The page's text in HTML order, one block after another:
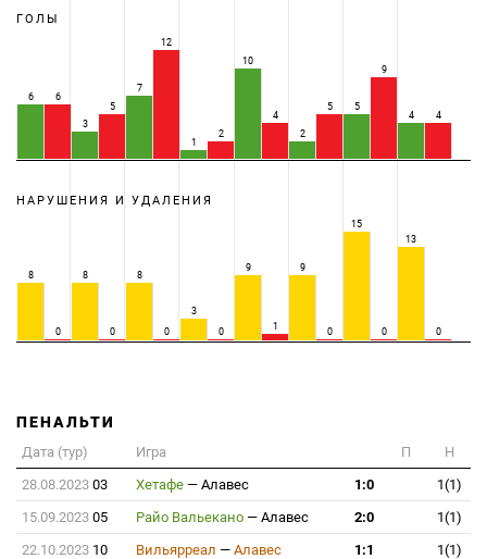
ГОЛЫ
6 6
3
5
7
12
1
2
10
4
2
5 5
9
4 4
НАРУШЕНИЯ И УДАЛЕНИЯ
8
0
8
0
8
0
3
0
9
1
9
0
15
0
13
0
ПЕНАЛЬТИ
Дата (тур) Игра П
Н
28.08.2023 03 Хетафе — Алавес 1:0
1(1)
15.09.2023 05 Райо Вальекано — Алавес 2:0
1(1)
22.10.2023 10 Вильярреал — Алавес 1:1
1(1)